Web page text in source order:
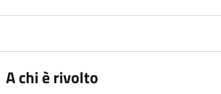
A chi è rivolto